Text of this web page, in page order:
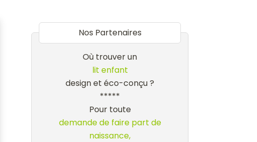
Nos Partenaires
Où trouver un
lit enfant
design et éco-conçu ?
*****
Pour toute
demande de faire part de
naissance,